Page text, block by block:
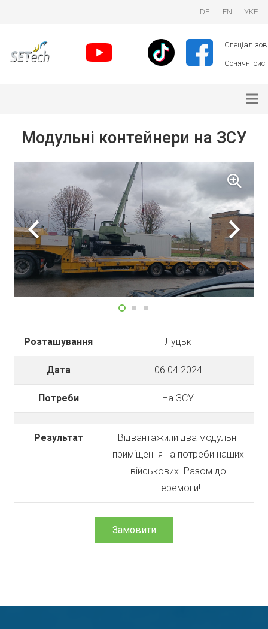
DE EN УКР
Сонячні
Модульні контейнери на ЗСУ
Розташування Луцьк
Дата 06.04.2024
Потреби На ЗСУ
Результат
Відвантажили два модульні
приміщення на потреби наших
військових. Разом до
перемоги!
Замовити